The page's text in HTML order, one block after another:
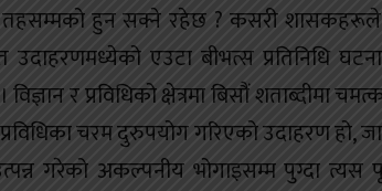
तहसम्मको हुन सक्ने रहेछ ? कसरी शासकहरूले
एउटा बीभत्स प्रतिनिधि घटना
र प्रविधिको क्षेत्रमा बिसौं शताब्दीमा
चरम दुरुपयोग गरिएको उदाहरण हो,
गरेको अकल्पनीय भोगाइसम्म पुग्दा त्यस